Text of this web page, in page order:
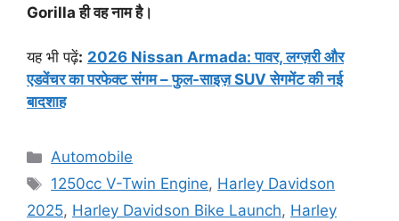
Gorilla ही वह नाम है।
यह भी पढ़ें: 2026 Nissan Armada: पावर, लग्ज़री और
एडवेंचर का परफेक्ट संगम – फुल-साइज़ SUV सेगमेंट की नई
बादशाह
Categories
Automobile
Tags
1250cc V-Twin Engine, Harley Davidson
2025, Harley Davidson Bike Launch, Harley